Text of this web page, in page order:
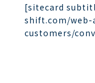
[sitecard
shift.com/
customers/